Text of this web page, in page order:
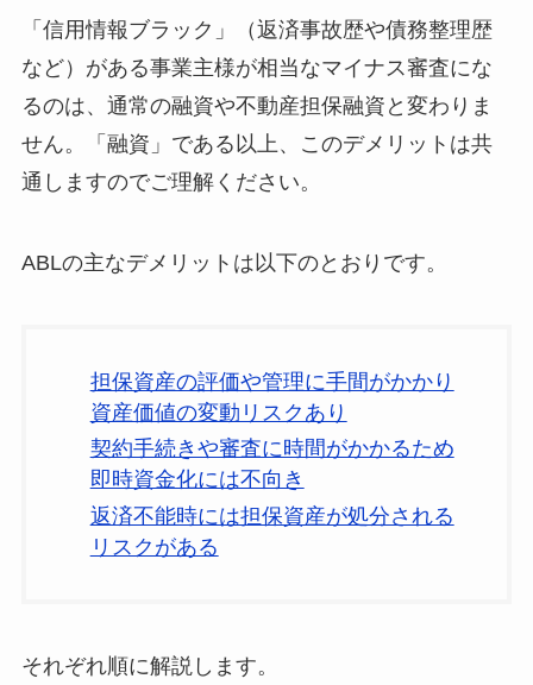
「信用情報ブラック」（返済事故歴や債務整理歴
など）がある事業主様が相当なマイナス審査にな
るのは、通常の融資や不動産担保融資と変わりま
せん。「融資」である以上、このデメリットは共
通しますのでご理解ください。
ABLの主なデメリットは以下のとおりです。
担保資産の評価や管理に手間がかかり
資産価値の変動リスクあり
契約手続きや審査に時間がかかるため
即時資金化には不向き
返済不能時には担保資産が処分される
リスクがある
それぞれ順に解説します。